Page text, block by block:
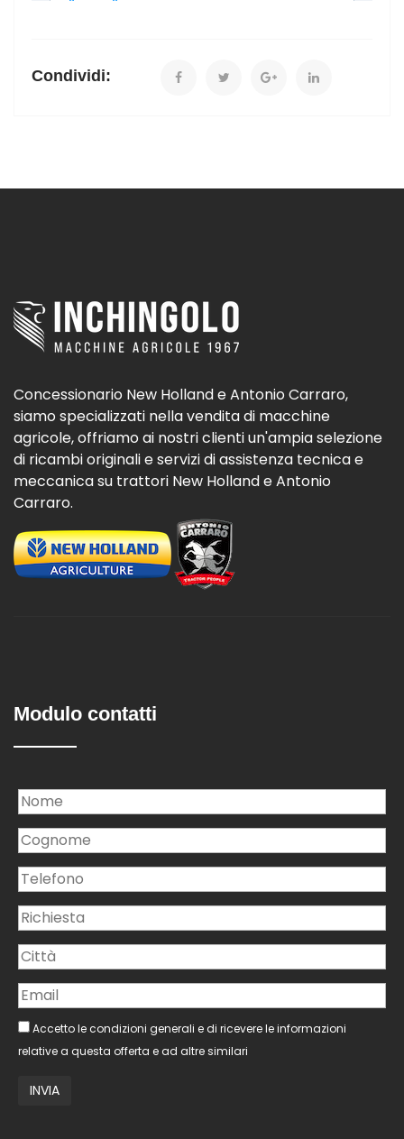
Condividi:
Concessionario New Holland e Antonio Carraro,
siamo specializzati nella vendita di macchine
agricole, offriamo ai nostri clienti un'ampia selezione
di ricambi originali e servizi di assistenza tecnica e
meccanica su trattori New Holland e Antonio
Carraro.
Modulo contatti
Accetto le condizioni generali e di ricevere le informazioni
relative a questa offerta e ad altre similari